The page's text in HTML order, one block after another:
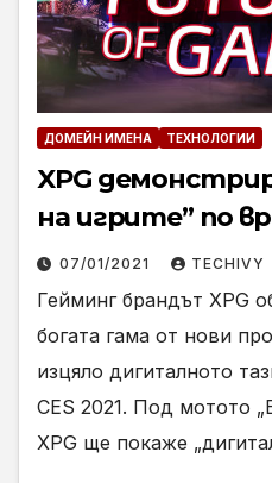
ДОМЕЙН ИМЕНА ТЕХНОЛОГИИ
XPG
на игрите” по
07/01/2021 TECHIVY
Гейминг брандът XPG
богата гама от нови
изцяло дигиталното
CES 2021. Под мотото
XPG ще покаже